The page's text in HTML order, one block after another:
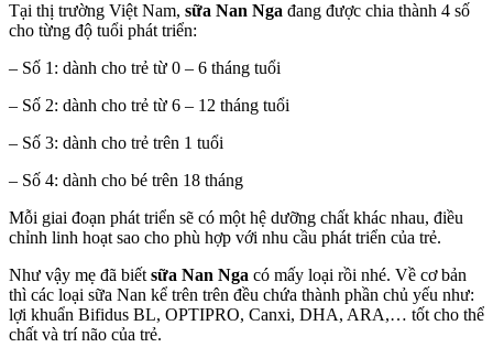
Sữa
Tại thị trường Việt Nam, sữa Nan Nga đang được chia thành 4 số
cho từng độ tuổi phát triển:
– Số 1: dành cho trẻ từ 0 – 6 tháng tuổi
– Số 2: dành cho trẻ từ 6 – 12 tháng tuổi
– Số 3: dành cho trẻ trên 1 tuổi
– Số 4: dành cho bé trên 18 tháng
Mỗi giai đoạn phát triển sẽ có một hệ dưỡng chất khác nhau, điều
chỉnh linh hoạt sao cho phù hợp với nhu cầu phát triển của trẻ.
Như vậy mẹ đã biết sữa Nan Nga có mấy loại rồi nhé. Về cơ bản
thì các loại sữa Nan kể trên trên đều chứa thành phần chủ yếu như:
lợi khuẩn Bifidus BL, OPTIPRO, Canxi, DHA, ARA,… tốt cho thể
chất và trí não của trẻ.